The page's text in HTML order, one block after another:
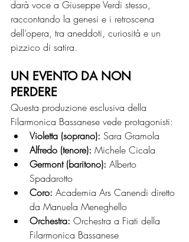
darà voce a Giuseppe Verdi stesso,
raccontando la genesi e i retroscena
dell’opera, tra aneddoti, curiosità e un
pizzico di satira.
UN EVENTO DA NON
PERDERE
Questa produzione esclusiva della
Filarmonica Bassanese vede protagonisti:
Violetta (soprano): Sara Gramola
Alfredo (tenore): Michele Cicala
Germont (baritono): Alberto
Spadarotto
Coro: Academia Ars Canendi diretto
da Manuela Meneghello
Orchestra: Orchestra a Fiati della
Filarmonica Bassanese